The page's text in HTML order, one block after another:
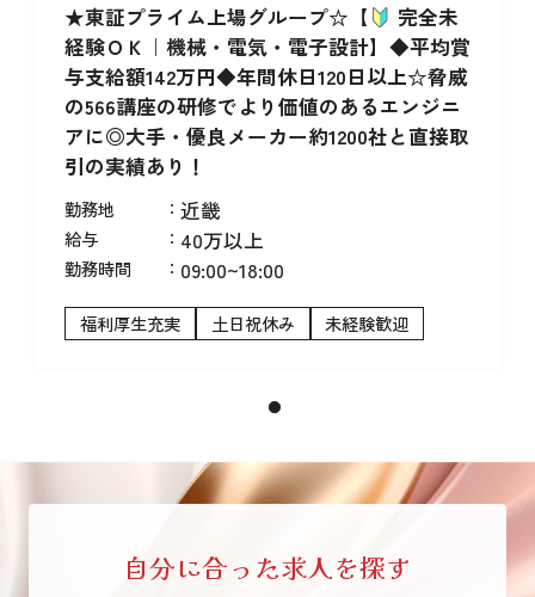
★東証プライム上場グループ☆【
完全未
経験ＯＫ｜機械・電気・電子設計】◆平均賞
与支給額142万円◆年間休日120日以上☆脅威
の566講座の研修でより価値のあるエンジニ
アに◎大手・優良メーカー約1200社と直接取
引の実績あり！
勤務地 ：近畿
給与 ： 40万以上
勤務時間 ： 09:00~18:00
福利厚生充実 土日祝休み 未経験歓迎
自分に合った求人を探す